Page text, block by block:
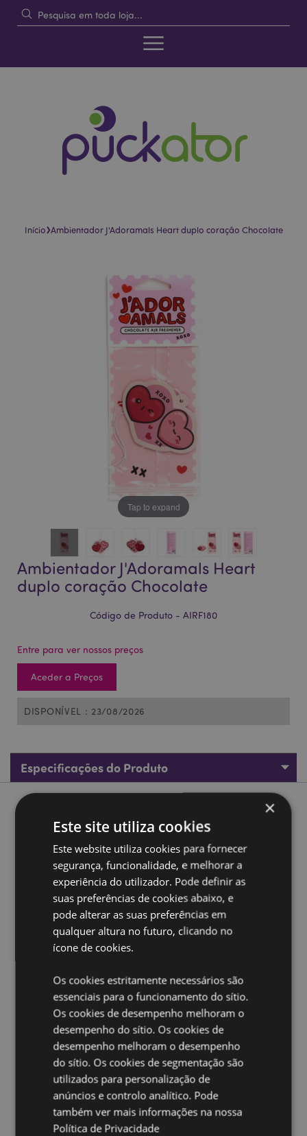
Início›Ambientador J'Adoramals Heart duplo coração Chocolate
Tap to expand
Ambientador J'Adoramals Heart
duplo coração Chocolate
Código de Produto - AIRF180
Entre para ver nossos preços
Aceder a Preços
DISPONÍVEL : 23/08/2026
Especificações do Produto
Ambientador J'Adoramals Heart duplo coração Chocolate
Material:Cartão, polipropileno, elástico, papel
absorvente e fragrância
Fragrância:Chocolate
Informações de segurança:Manter afastado das
crianças. A embalagem do produto contém
informações completas sobre a segurança e a
qualquer superfície, uma vez que os óleos do
ambientador podem causar manchas ou danos.
Feriado Sazonal/Ocasião Festiva: Dia dos Namorados
Ampliar informação:
Quer saber mais acerca de comprar na Puckator?
a nossa
Guia de informação para o cliente.
Caracteristicas do Produto
×
Este site utiliza cookies
Este website utiliza cookies para fornecer
segurança, funcionalidade, e melhorar a
experiência do utilizador. Pode definir as
suas preferências de cookies abaixo, e
pode alterar as suas preferências em
qualquer altura no futuro, clicando no
ícone de cookies.
Os cookies estritamente necessários são
essenciais para o funcionamento do sítio.
Os cookies de desempenho melhoram o
desempenho do sítio. Os cookies de
desempenho melhoram o desempenho
do sítio. Os cookies de segmentação são
utilizados para personalização de
anúncios e controlo analítico. Pode
também ver mais informações na nossa
Política de Privacidade